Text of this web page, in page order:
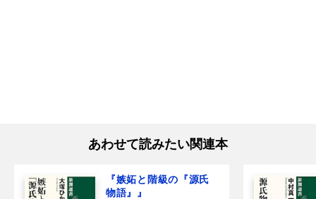
あわせて読みたい関連本
『嫉妬と階級の『源氏
物語』』